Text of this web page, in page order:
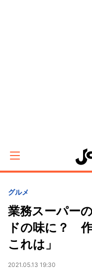
グルメ
業務スーパー
ドの味に？ 作
これは」
2021.05.13 19:30